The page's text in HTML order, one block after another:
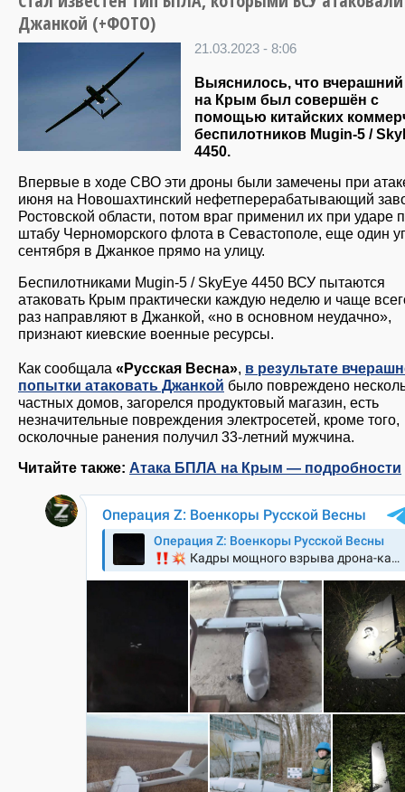
Джанкой (+ФОТО)
21.03.2023 - 8:06
Выяснилось, что вчерашний
на Крым был совершён с
помощью китайских
беспилотников Mugin-5 /
4450.
Впервые в ходе СВО эти дроны были замечены при
июня на Новошахтинский нефетперерабатывающий
Ростовской области, потом враг применил их при ударе
штабу Черноморского флота в Севастополе, еще один
сентября в Джанкое прямо на улицу.
Беспилотниками Mugin-5 / SkyEye 4450 ВСУ пытаются
атаковать Крым практически каждую неделю и чаще
раз направляют в Джанкой, «но в основном неудачно»,
признают киевские военные ресурсы.
Как сообщала «Русская Весна» в результате
попытки атаковать Джанкой было повреждено
частных домов, загорелся продуктовый магазин, есть
незначительные повреждения электросетей, кроме того,
осколочные ранения получил 33-летний мужчина.
Читайте также: Атака БПЛА на Крым — подробности